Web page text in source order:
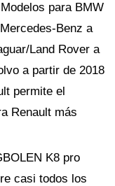
para BMW
Benz a
Land Rover a
a partir de 2018
permite el
Renault más
K8 pro
casi todos los